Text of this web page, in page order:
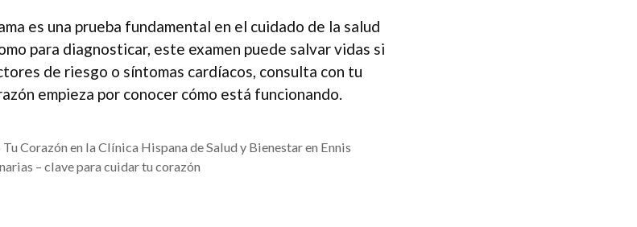
es una prueba fundamental en el cuidado de la salud
para diagnosticar, este examen puede salvar vidas si
de riesgo o síntomas cardíacos, consulta con tu
empieza por conocer cómo está funcionando.
Corazón en la Clínica Hispana de Salud y Bienestar en Ennis
– clave para cuidar tu corazón